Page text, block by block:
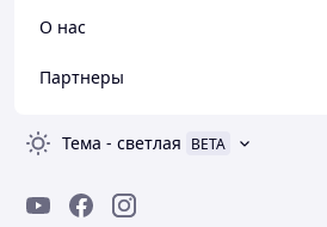
О нас
Партнеры
Тема - светлая BETA